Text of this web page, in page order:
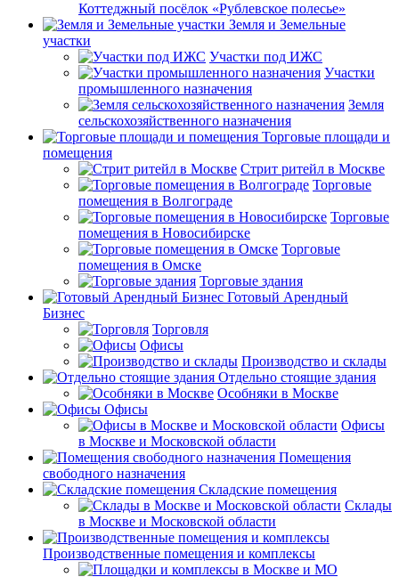
Коттеджный посёлок «Рублевское полесье»
Земля и Земельные
участки
Участки под ИЖС
Участки
промышленного назначения
Земля
сельскохозяйственного назначения
Торговые площади и
помещения
Стрит ритейл в Москве
Торговые
помещения в Волгограде
Торговые
помещения в Новосибирске
Торговые
помещения в Омске
Торговые здания
Готовый Арендный
Бизнес
Торговля
Офисы
Производство и склады
Отдельно стоящие здания
Особняки в Москве
Офисы
Офисы
в Москве и Московской области
Помещения
свободного назначения
Складские помещения
Склады
в Москве и Московской области
Производственные помещения и комплексы